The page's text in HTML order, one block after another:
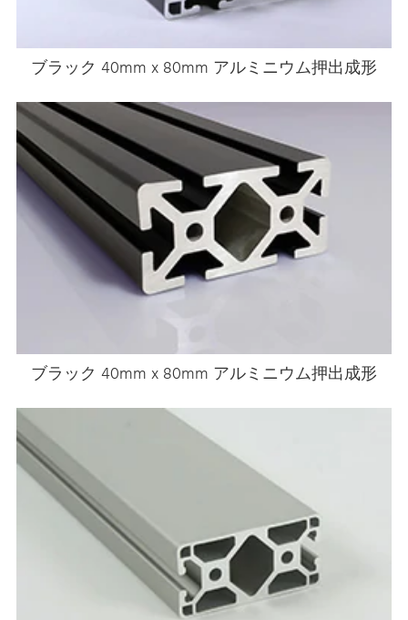
ブラック 40mm x 80mm アルミニウム押出成形
ブラック 40mm x 80mm アルミニウム押出成形